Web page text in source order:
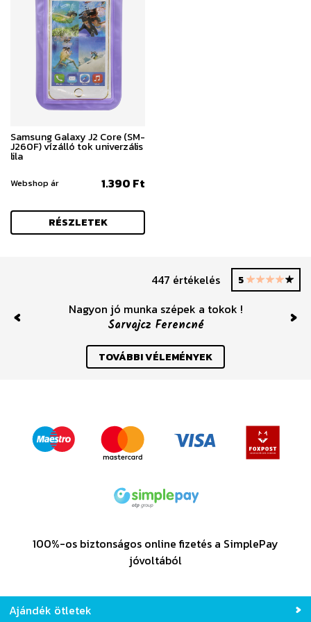
Samsung Galaxy J2 Core (SM-
J260F) vízálló tok univerzális
lila
Webshop ár 1.390 Ft
RÉSZLETEK
447 értékelés 5
Nagyon jó munka szépek a tokok !
Sarvajcz Ferencné
Previous
TOVÁBBI VÉLEMÉNYEK
100%-os biztonságos online fizetés a SimplePay
jóvoltából
Ajándék ötletek